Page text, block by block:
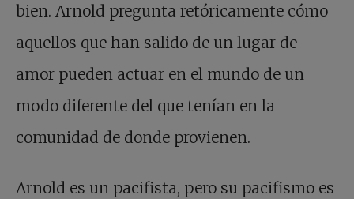
bien. Arnold pregunta retóricamente cómo
aquellos que han salido de un lugar de
amor pueden actuar en el mundo de un
modo diferente del que tenían en la
comunidad de donde provienen.
Arnold es un pacifista, pero su pacifismo es